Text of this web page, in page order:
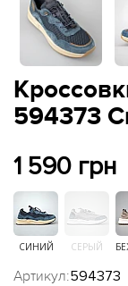
594373
1 590 грн
СИНИЙ СЕРЫЙ
Артикул:594373